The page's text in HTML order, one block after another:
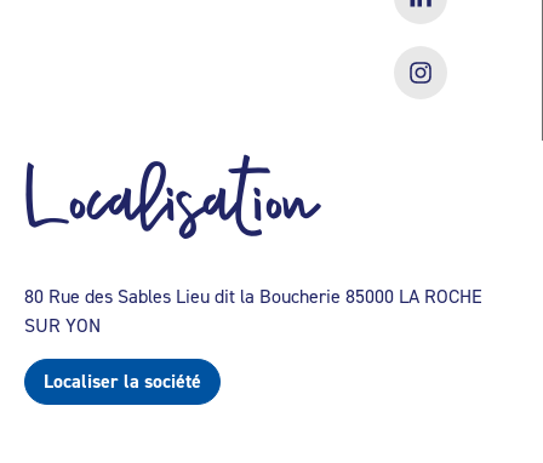
Localisation
80 Rue des Sables Lieu dit la Boucherie 85000 LA ROCHE
SUR YON
Localiser la société